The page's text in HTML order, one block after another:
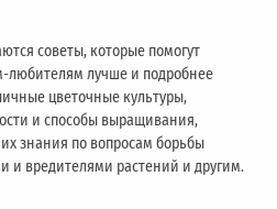
советы, которые помогут
любителям лучше и подробнее
цветочные культуры,
и способы выращивания,
знания по вопросам борьбы
и вредителями растений и другим.